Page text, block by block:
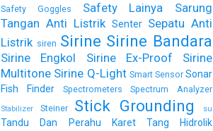
Safety Goggles Safety Lainya
Sarung
Tangan Anti Listrik Senter Sepatu Anti
Listrik siren Sirine Sirine Bandara
Sirine Engkol Sirine Ex-Proof
Sirine
Multitone Sirine Q-Light Smart Sensor Sonar
Fish Finder
Spectrometers Spectrum Analyzer
Stabilizer Steiner Stick Grounding su
Tandu Dan Perahu Karet Tang Hidrolik